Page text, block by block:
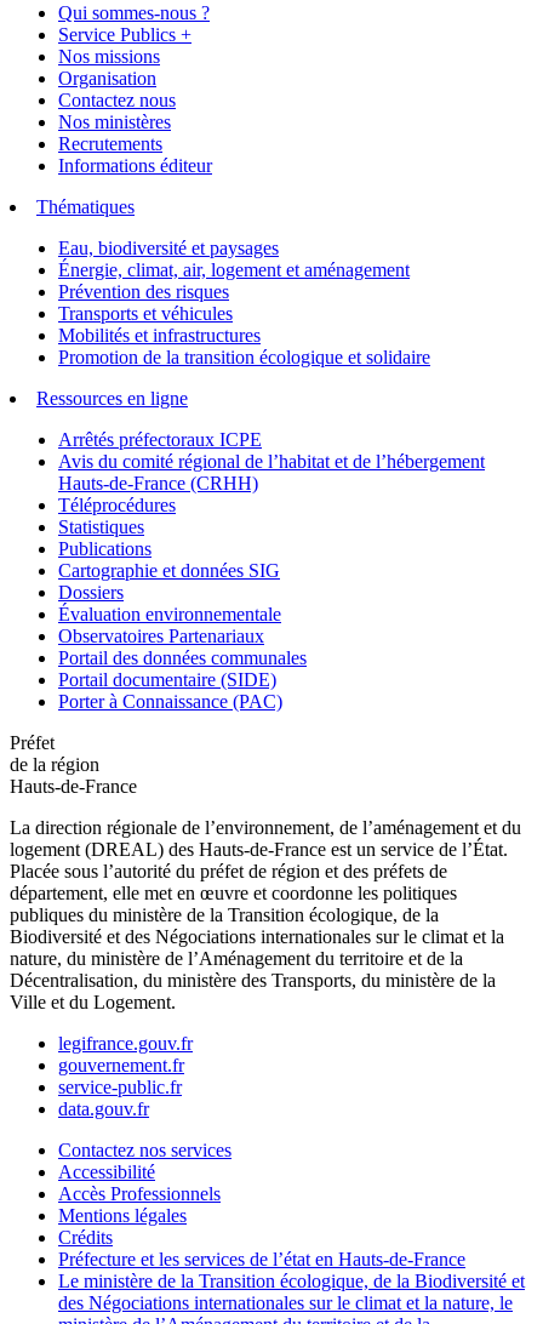
Qui sommes-nous ?
Service Publics +
Nos missions
Organisation
Contactez nous
Nos ministères
Recrutements
Informations éditeur
Thématiques
Eau, biodiversité et paysages
Énergie, climat, air, logement et aménagement
Prévention des risques
Transports et véhicules
Mobilités et infrastructures
Promotion de la transition écologique et solidaire
Ressources en ligne
Arrêtés préfectoraux ICPE
Avis du comité régional de l’habitat et de l’hébergement
Hauts-de-France (CRHH)
Téléprocédures
Statistiques
Publications
Cartographie et données SIG
Dossiers
Évaluation environnementale
Observatoires Partenariaux
Portail des données communales
Portail documentaire (SIDE)
Porter à Connaissance (PAC)
Préfet
de la région
Hauts-de-France
La direction régionale de l’environnement, de l’aménagement et du
logement (DREAL) des Hauts-de-France est un service de l’État.
Placée sous l’autorité du préfet de région et des préfets de
département, elle met en œuvre et coordonne les politiques
publiques du ministère de la Transition écologique, de la
Biodiversité et des Négociations internationales sur le climat et la
nature, du ministère de l’Aménagement du territoire et de la
Décentralisation, du ministère des Transports, du ministère de la
Ville et du Logement.
legifrance.gouv.fr
gouvernement.fr
service-public.fr
data.gouv.fr
Contactez nos services
Accessibilité
Accès Professionnels
Mentions légales
Crédits
Préfecture et les services de l’état en Hauts-de-France
Le ministère de la Transition écologique, de la Biodiversité et
des Négociations internationales sur le climat et la nature, le